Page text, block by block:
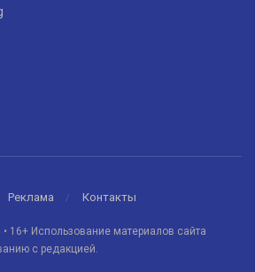
Реклама Контакты
16+ Использование материалов сайта
с редакцией.